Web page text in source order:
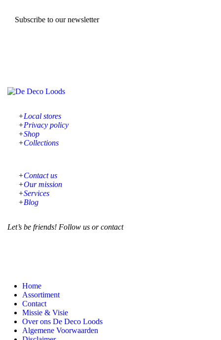
Subscribe to our newsletter
Local stores
Privacy policy
Shop
Collections
Contact us
Our mission
Services
Blog
Let’s be friends! Follow us or contact
Home
Assortiment
Contact
Missie & Visie
Over ons De Deco Loods
Algemene Voorwaarden